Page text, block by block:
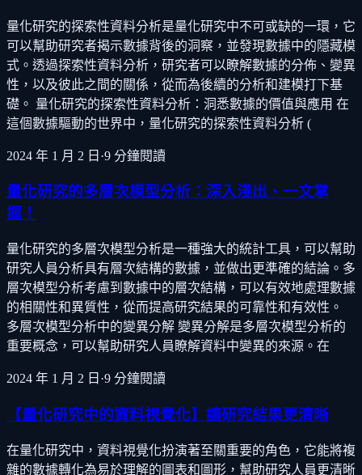
量化研究的探索性資料分析是量化研究中不可或缺的一環，它
可以幫助研究者揭示數據背後的洞察，並發現數據中的隱藏模
式。透過探索性資料分析，研究者可以瞭解數據的分佈、變異
性，以及彼此之間的關係，從而為後續的分析和建模打下基
礎。 量化研究的探索性資料分析：洞悉數據的價值與應用 在
這個數據驅動的世界中，量化研究的探索性資料分析 (
2024 年 1 月 2 日 ·9 分鐘閱讀
量化研究的多層次模型分析：深入淺出、一文掌
握！
量化研究的多層次模型分析是一種強大的統計工具，可以幫助
研究人員分析具有層次結構的數據，並做出更準確的結論。多
層次模型分析考慮到數據中的層次結構，可以有效地處理數據
的相關性和異質性，從而提高研究結果的可靠性和有效性。
多層次模型分析中的變異分解 變異分解是多層次模型分析的
重要概念，可以幫助研究人員瞭解資料中變異的來源。在
2024 年 1 月 2 日 ·9 分鐘閱讀
【量化研究中的資料視覺化】讓研究結果更清晰
在量化研究中，資料視覺化扮演著至關重要的角色，它能將複
雜的數據轉化為易於理解的圖表和圖形，幫助研究人員更清晰